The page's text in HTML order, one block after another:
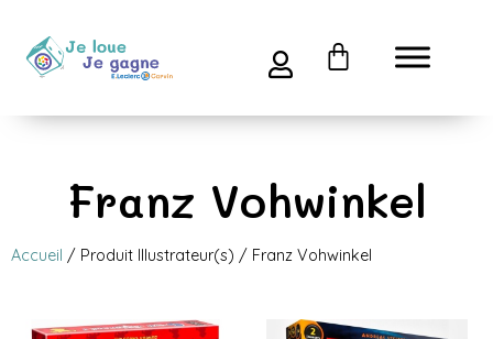
Franz Vohwinkel
Accueil / Produit Illustrateur(s) / Franz Vohwinkel